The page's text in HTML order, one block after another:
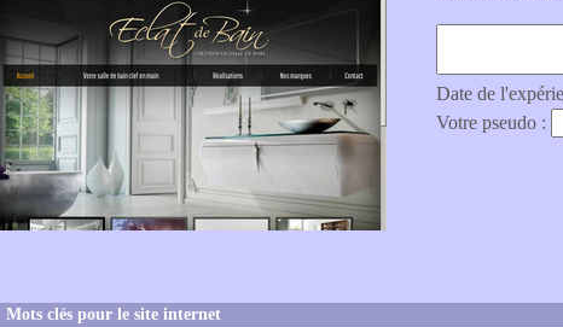
Date de
Votre pseudo :
Mots clés pour le site internet